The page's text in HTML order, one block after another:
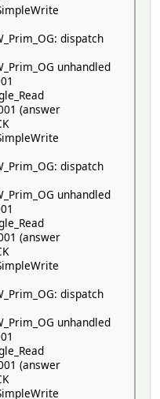
dispatch
unhandled
(answer
dispatch
unhandled
(answer
dispatch
unhandled
(answer